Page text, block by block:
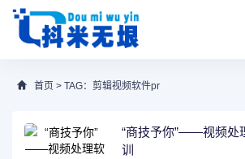
首页 > TAG：剪辑视频软件pr
“商技予你”——视频处
训